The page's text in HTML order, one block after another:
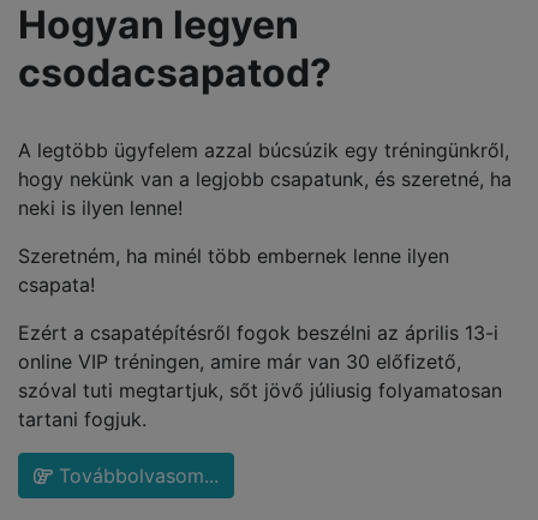
Hogyan legyen
csodacsapatod?
A legtöbb ügyfelem azzal búcsúzik egy tréningünkről,
hogy nekünk van a legjobb csapatunk, és szeretné, ha
neki is ilyen lenne!
Szeretném, ha minél több embernek lenne ilyen
csapata!
Ezért a csapatépítésről fogok beszélni az április 13-i
online VIP tréningen, amire már van 30 előfizető,
szóval tuti megtartjuk, sőt jövő júliusig folyamatosan
tartani fogjuk.
Továbbolvasom...